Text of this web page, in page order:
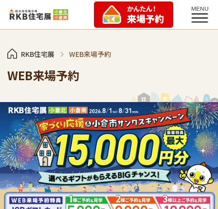
RKB住宅展 WEB来場予約
WEB来場予約